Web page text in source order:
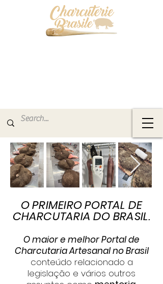
O PRIMEIRO PORTAL DE
CHARCUTARIA DO BRASIL.
O maior e melhor Portal de
Charcutaria Artesanal no Brasil
conteúdo relacionado a
legislação e vários outros